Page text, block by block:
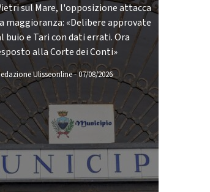
sul Mare, l'opposizione attacca
maggioranza: «Delibere approvate
buio e Tari con dati errati. Ora
alla Corte dei Conti»
Ulisseonline-07/08/2026